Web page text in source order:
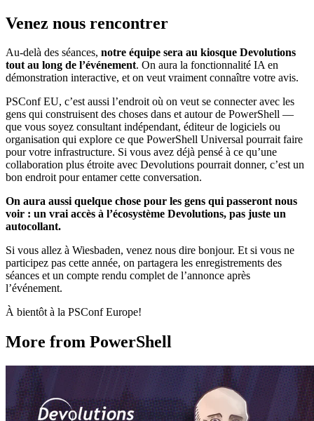
Venez nous rencontrer
Au-delà des séances, notre équipe sera au kiosque Devolutions
tout au long de l’événement. On aura la fonctionnalité IA en
démonstration interactive, et on veut vraiment connaître votre avis.
PSConf EU, c’est aussi l’endroit où on veut se connecter avec les
gens qui construisent des choses dans et autour de PowerShell —
que vous soyez consultant indépendant, éditeur de logiciels ou
organisation qui explore ce que PowerShell Universal pourrait faire
pour votre infrastructure. Si vous avez déjà pensé à ce qu’une
collaboration plus étroite avec Devolutions pourrait donner, c’est un
bon endroit pour entamer cette conversation.
On aura aussi quelque chose pour les gens qui passeront nous
voir : un vrai accès à l’écosystème Devolutions, pas juste un
autocollant.
Si vous allez à Wiesbaden, venez nous dire bonjour. Et si vous ne
participez pas cette année, on partagera les enregistrements des
séances et un compte rendu complet de l’annonce après
l’événement.
À bientôt à la PSConf Europe!
More from PowerShell